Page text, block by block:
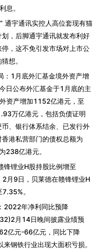
息。
宇通讯实控人高位套现有猫
，后脚通宇通讯就发布利好
，这不免引发市场对上市公
想。
1月底外汇基金境外资产增
日公布外汇基金于1月底的主
资产增加1152亿港元，至
万亿港元，包括负债证明
、银行体系结余、已发行外
港私营部门的债权总额为
238亿港元。
锂业H股持股比例增至
月9日，贝莱德在赣锋锂业H
。
2022年净利同比预降
月14日晚间披露业绩预
亿元-66亿元，同比下降
钢铁行业出现大面积亏损。